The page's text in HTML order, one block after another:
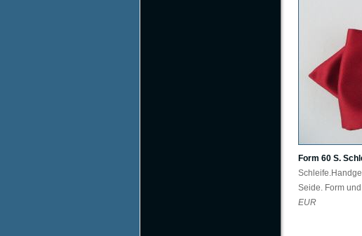
Form 60 S.
Seide. Form
EUR